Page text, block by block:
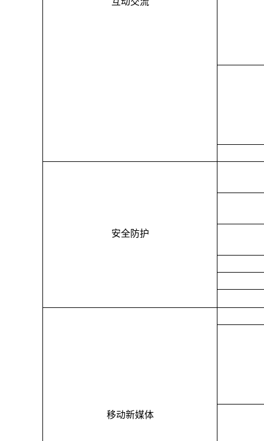
安全防护
移动新媒体